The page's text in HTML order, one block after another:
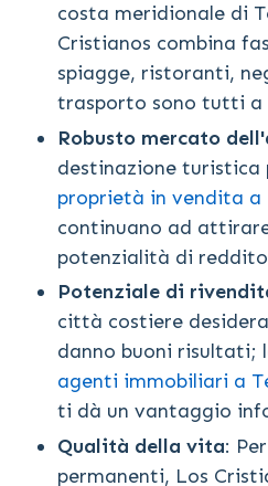
costa meridionale di
Cristianos combina
spiagge, ristoranti,
trasporto sono tutti a
Robusto mercato
destinazione turistica
proprietà in vendita a
continuano ad
potenzialità di
Potenziale di
città costiere
danno buoni risultati;
agenti immobiliari a
ti dà un vantaggio
Qualità della vita:
permanenti, Los